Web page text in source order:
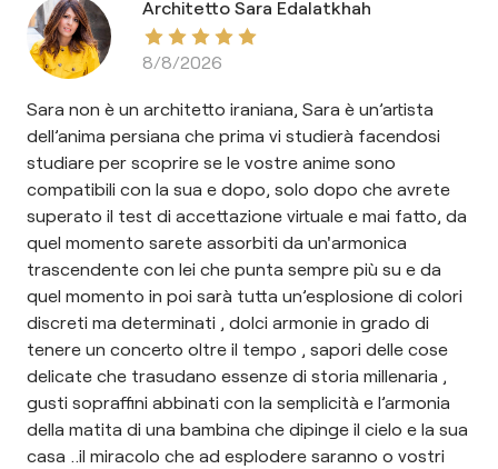
Architetto Sara Edalatkhah
8/8/2026
Sara non è un architetto iraniana, Sara è un’artista
dell’anima persiana che prima vi studierà facendosi
studiare per scoprire se le vostre anime sono
compatibili con la sua e dopo, solo dopo che avrete
superato il test di accettazione virtuale e mai fatto, da
quel momento sarete assorbiti da un'armonica
trascendente con lei che punta sempre più su e da
quel momento in poi sarà tutta un’esplosione di colori
discreti ma determinati , dolci armonie in grado di
tenere un concerto oltre il tempo , sapori delle cose
delicate che trasudano essenze di storia millenaria ,
gusti sopraffini abbinati con la semplicità e l’armonia
della matita di una bambina che dipinge il cielo e la sua
casa ..il miracolo che ad esplodere saranno o vostri